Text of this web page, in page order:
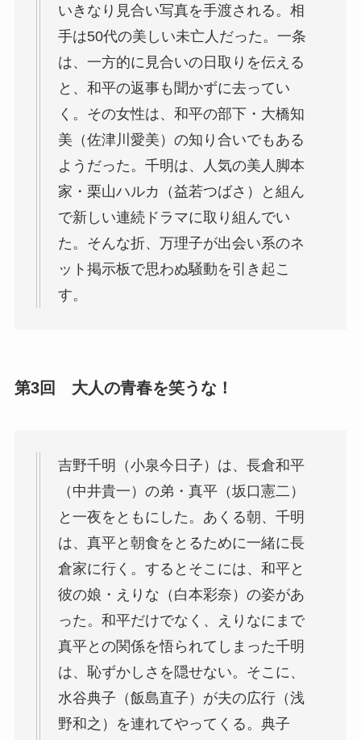
いきなり見合い写真を手渡される。相
手は50代の美しい未亡人だった。一条
は、一方的に見合いの日取りを伝える
と、和平の返事も聞かずに去ってい
く。その女性は、和平の部下・大橋知
美（佐津川愛美）の知り合いでもある
ようだった。千明は、人気の美人脚本
家・栗山ハルカ（益若つばさ）と組ん
で新しい連続ドラマに取り組んでい
た。そんな折、万理子が出会い系のネ
ット掲示板で思わぬ騒動を引き起こ
す。
第3回 大人の青春を笑うな！
吉野千明（小泉今日子）は、長倉和平
（中井貴一）の弟・真平（坂口憲二）
と一夜をともにした。あくる朝、千明
は、真平と朝食をとるために一緒に長
倉家に行く。するとそこには、和平と
彼の娘・えりな（白本彩奈）の姿があ
った。和平だけでなく、えりなにまで
真平との関係を悟られてしまった千明
は、恥ずかしさを隠せない。そこに、
水谷典子（飯島直子）が夫の広行（浅
野和之）を連れてやってくる。典子